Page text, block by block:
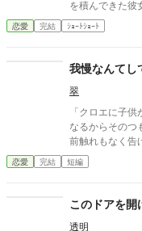
を積んできた彼女
せな結婚を迎え
うでもいいこと
恋愛 完結 ｼｮｰﾄｼｮｰﾄ
我慢なんてし
翠
「クロエに子
なるからそのつもりでいてくれ
前触れもなく告
間”の契約を終わらせること
とはしない。 不要
切り捨ててしま
恋愛 完結 短編
このドアを開
透明